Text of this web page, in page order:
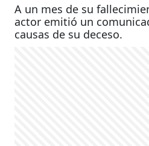
A un mes de su
actor emitió un
causas de su deceso.